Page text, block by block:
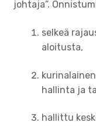
johtaja”.
selkeä
aloitusta,
hallinta ja
hallittu